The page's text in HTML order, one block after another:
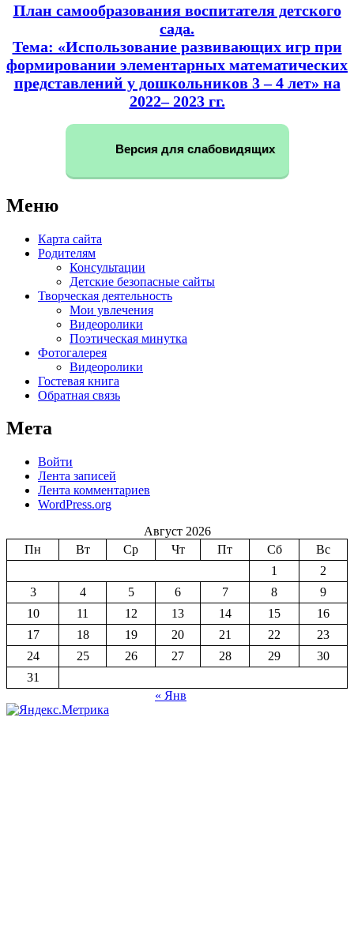
План самообразования воспитателя детского
сада.
Тема: «Использование развивающих игр при
формировании элементарных математических
представлений у дошкольников 3 – 4 лет» на
2022– 2023 гг.
Версия для слабовидящих
Меню
Карта сайта
Родителям
Консультации
Детские безопасные сайты
Творческая деятельность
Мои увлечения
Видеоролики
Поэтическая минутка
Фотогалерея
Видеоролики
Гостевая книга
Обратная связь
Мета
Войти
Лента записей
Лента комментариев
WordPress.org
Август 2026
Пн
Вт Ср Чт Пт Сб
Вс
1
2
3
4 5 6 7 8
9
10
11 12 13 14 15
16
17
18 19 20 21 22
23
24
25 26 27 28 29
30
31
« Янв